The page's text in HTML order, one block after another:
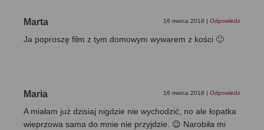
Marta 16 marca 2018 | Odpowiedz
Ja poproszę film z tym domowym wywarem z kości 🙂
Maria 16 marca 2018 | Odpowiedz
A miałam już dzisiaj nigdzie nie wychodzić, no ale łopatka
wieprzowa sama do mnie nie przyjdzie. 😉 Narobiła mi